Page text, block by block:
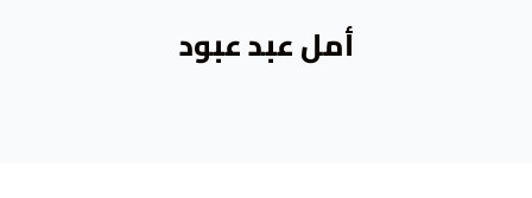
أمل عبد عبود